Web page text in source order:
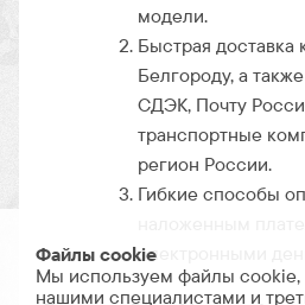
модели.
Быстрая доставка
Белгороду, а
СДЭК, Почту
транспортные
регион России.
Гибкие способы
электронными
Файлы cookie
Мы используем файлы cookie,
нашими специалистами и